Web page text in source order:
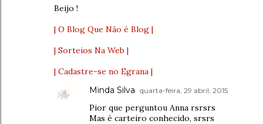
Beijo !
| O Blog Que Não é Blog |
| Sorteios Na Web |
| Cadastre-se no Egrana |
Minda Silva quarta-feira, 29 abril, 2015
Pior que perguntou Anna rsrsrs
Mas é carteiro conhecido, srsrs